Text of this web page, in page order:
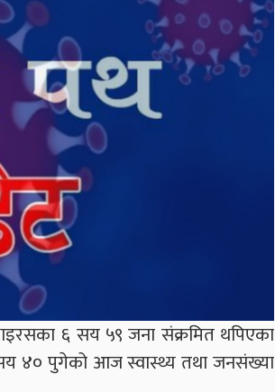
६ सय ५९ जना संक्रमित थपिएका
४० पुगेको आज स्वास्थ्य तथा जनसंख्या